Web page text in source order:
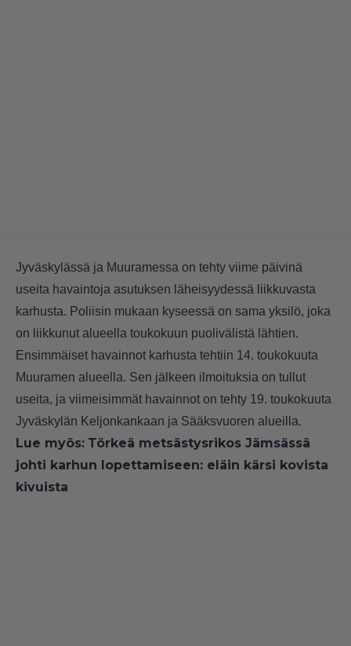
Jyväskylässä ja Muuramessa on tehty viime päivinä
useita havaintoja asutuksen läheisyydessä liikkuvasta
karhusta. Poliisin mukaan kyseessä on sama yksilö, joka
on liikkunut alueella toukokuun puolivälistä lähtien.
Ensimmäiset havainnot karhusta tehtiin 14. toukokuuta
Muuramen alueella. Sen jälkeen ilmoituksia on tullut
useita, ja viimeisimmät havainnot on tehty 19. toukokuuta
Jyväskylän Keljonkankaan ja Sääksvuoren alueilla.
Lue myös: Törkeä metsästysrikos Jämsässä
johti karhun lopettamiseen: eläin kärsi kovista
kivuista